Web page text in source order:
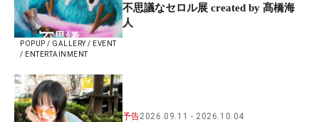
POPUP / GALLERY / EVENT
/ ENTERTAINMENT
不思議なセロル展 created by 髙橋海
人
予告2026.09.11 2026.10.04